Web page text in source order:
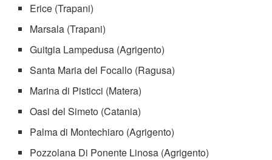
Erice (Trapani)
Marsala (Trapani)
Guitgia Lampedusa (Agrigento)
Santa Maria del Focallo (Ragusa)
Marina di Pisticci (Matera)
Oasi del Simeto (Catania)
Palma di Montechiaro (Agrigento)
Pozzolana Di Ponente Linosa (Agrigento)